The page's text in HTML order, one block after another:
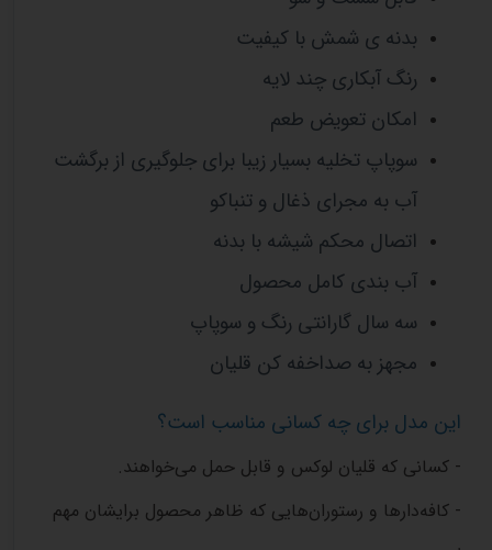
بدنه ی شمش با کیفیت
رنگ آبکاری چند لایه
امکان تعویض طعم
سوپاپ تخلیه بسیار زیبا برای جلوگیری از برگشت
آب به مجرای ذغال و تنباکو
اتصال محکم شیشه با بدنه
آب بندی کامل محصول
سه سال گارانتی رنگ و سوپاپ
مجهز به صداخفه کن قلیان
این مدل برای چه کسانی مناسب است؟
- کسانی که قلیان لوکس و قابل حمل می‌خواهند.
- کافه‌دارها و رستوران‌هایی که ظاهر محصول برایشان مهم